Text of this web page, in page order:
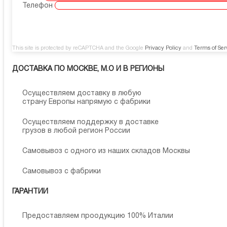
Телефон
This site is protected by reCAPTCHA and the Google Privacy Policy and Terms of
ДОСТАВКА ПО МОСКВЕ, М.О И В РЕГИОНЫ
Осуществляем доставку в любую
страну Европы напрямую с фабрики
Осуществляем поддержку в доставке
грузов в любой регион России
Самовывоз с одного из наших складов Москвы
Самовывоз с фабрики
ГАРАНТИИ
Предоставляем проодукцию 100% Италии